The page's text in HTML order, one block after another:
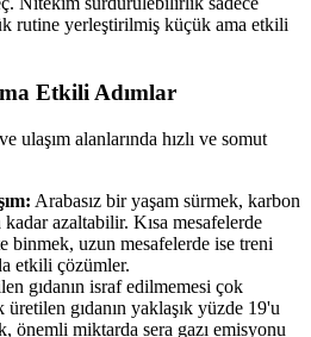
rutine yerleştirilmiş küçük ama etkili
Etkili Adımlar
ulaşım alanlarında hızlı ve somut
Arabasız bir yaşam sürmek, karbon
azaltabilir. Kısa mesafelerde
binmek, uzun mesafelerde ise treni
etkili çözümler.
gıdanın israf edilmemesi çok
gıdanın yaklaşık yüzde 19'u
önemli miktarda sera gazı emisyonu